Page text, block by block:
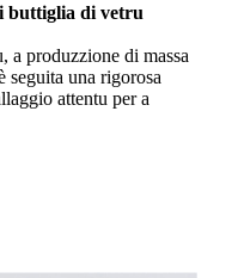
buttiglia di vetru
a produzzione di massa
seguita una rigorosa
attentu per a